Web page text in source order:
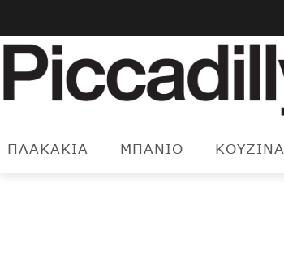
περιεχόμενο
ΠΛΑΚΑΚΙΑ ΜΠΑΝΙΟ ΚΟΥΖΙΝΑ